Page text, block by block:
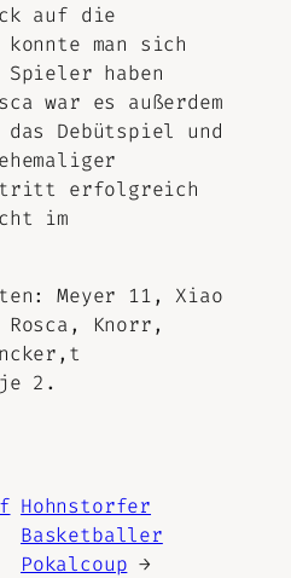
auf die
konnte man sich
haben
war es außerdem
Debütspiel und
erfolgreich
im
Meyer 11, Xiao
Knorr,
2.
Hohnstorfer
Basketballer
Pokalcoup →